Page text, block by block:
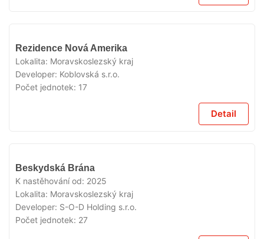
Rezidence Nová Amerika
Lokalita: Moravskoslezský kraj
Developer: Koblovská s.r.o.
Počet jednotek: 17
Detail
Beskydská Brána
K nastěhování od: 2025
Lokalita: Moravskoslezský kraj
Developer: S-O-D Holding s.r.o.
Počet jednotek: 27